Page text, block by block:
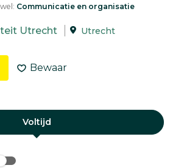
Communicatie en organisatie
Utrecht Utrecht
Bewaar
Voltijd